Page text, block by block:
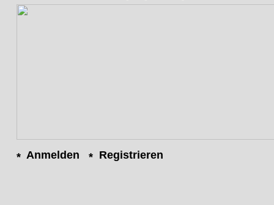
Anmelden Registrieren